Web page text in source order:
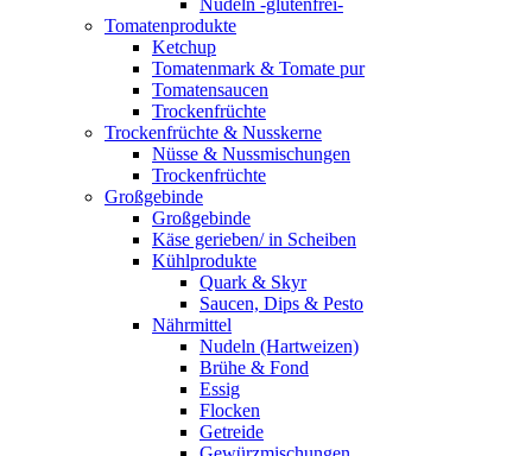
Nudeln -glutenfrei-
Tomatenprodukte
Ketchup
Tomatenmark & Tomate pur
Tomatensaucen
Trockenfrüchte
Trockenfrüchte & Nusskerne
Nüsse & Nussmischungen
Trockenfrüchte
Großgebinde
Großgebinde
Käse gerieben/ in Scheiben
Kühlprodukte
Quark & Skyr
Saucen, Dips & Pesto
Nährmittel
Nudeln (Hartweizen)
Brühe & Fond
Essig
Flocken
Getreide